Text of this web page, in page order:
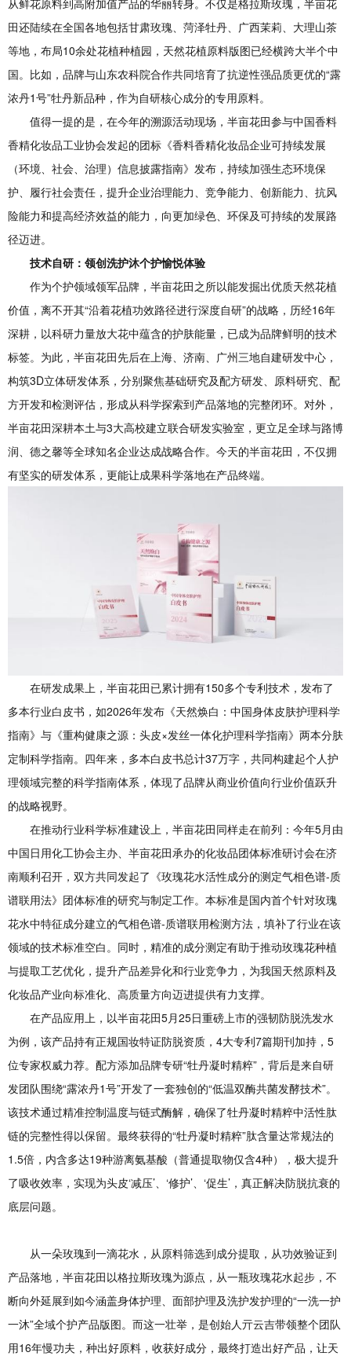
田还陆续在全国各地包括甘肃玫瑰、菏泽牡丹、广西茉莉、大理山茶
等地，布局10余处花植种植园，天然花植原料版图已经横跨大半个中
国。比如，品牌与山东农科院合作共同培育了抗逆性强品质更优的“露
浓丹1号”牡丹新品种，作为自研核心成分的专用原料。
值得一提的是，在今年的溯源活动现场，半亩花田参与中国香料
香精化妆品工业协会发起的团标《香料香精化妆品企业可持续发展
（环境、社会、治理）信息披露指南》发布，持续加强生态环境保
护、履行社会责任，提升企业治理能力、竞争能力、创新能力、抗风
险能力和提高经济效益的能力，向更加绿色、环保及可持续的发展路
径迈进。
技术自研：领创洗护沐个护愉悦体验
作为个护领域领军品牌，半亩花田之所以能发掘出优质天然花植
价值，离不开其“沿着花植功效路径进行深度自研”的战略，历经16年
深耕，以科研力量放大花中蕴含的护肤能量，已成为品牌鲜明的技术
标签。为此，半亩花田先后在上海、济南、广州三地自建研发中心，
构筑3D立体研发体系，分别聚焦基础研究及配方研发、原料研究、配
方开发和检测评估，形成从科学探索到产品落地的完整闭环。对外，
半亩花田深耕本土与3大高校建立联合研发实验室，更立足全球与路博
润、德之馨等全球知名企业达成战略合作。今天的半亩花田，不仅拥
有坚实的研发体系，更能让成果科学落地在产品终端。
在研发成果上，半亩花田已累计拥有150多个专利技术，发布了
多本行业白皮书，如2026年发布《天然焕白：中国身体皮肤护理科学
指南》与《重构健康之源：头皮×发丝一体化护理科学指南》两本分肤
定制科学指南。四年来，多本白皮书总计37万字，共同构建起个人护
理领域完整的科学指南体系，体现了品牌从商业价值向行业价值跃升
的战略视野。
在推动行业科学标准建设上，半亩花田同样走在前列：今年5月由
中国日用化工协会主办、半亩花田承办的化妆品团体标准研讨会在济
南顺利召开，双方共同发起了《玫瑰花水活性成分的测定气相色谱-质
谱联用法》团体标准的研究与制定工作。本标准是国内首个针对玫瑰
花水中特征成分建立的气相色谱-质谱联用检测方法，填补了行业在该
领域的技术标准空白。同时，精准的成分测定有助于推动玫瑰花种植
与提取工艺优化，提升产品差异化和行业竞争力，为我国天然原料及
化妆品产业向标准化、高质量方向迈进提供有力支撑。
在产品应用上，以半亩花田5月25日重磅上市的强韧防脱洗发水
为例，该产品持有正规国妆特证防脱资质，4大专利7篇期刊加持，5
位专家权威力荐。配方添加品牌专研“牡丹凝时精粹”，背后是来自研
发团队围绕“露浓丹1号”开发了一套独创的“低温双酶共菌发酵技术”。
该技术通过精准控制温度与链式酶解，确保了牡丹凝时精粹中活性肽
链的完整性得以保留。最终获得的“牡丹凝时精粹”肽含量达常规法的
1.5倍，内含多达19种游离氨基酸（普通提取物仅含4种），极大提升
了吸收效率，实现为头皮‘减压’、‘修护’、‘促生’，真正解决防脱抗衰的
底层问题。
从一朵玫瑰到一滴花水，从原料筛选到成分提取，从功效验证到
产品落地，半亩花田以格拉斯玫瑰为源点，从一瓶玫瑰花水起步，不
断向外延展到如今涵盖身体护理、面部护理及洗护发护理的“一洗一护
一沐”全域个护产品版图。而这一壮举，是创始人亓云吉带领整个团队
用16年慢功夫，种出好原料，收获好成分，最终打造出好产品，让天